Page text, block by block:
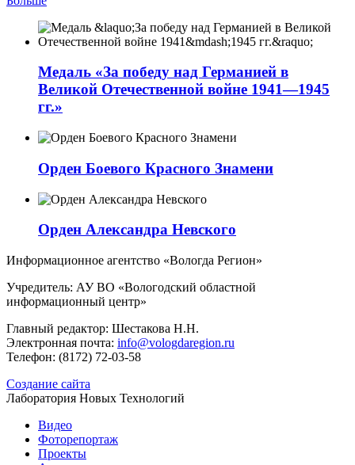
Медаль «За победу над Германией в
Великой Отечественной войне 1941—1945
гг.»
Орден Боевого Красного Знамени
Орден Александра Невского
Информационное агентство «Вологда Регион»
Учредитель: АУ ВО «Вологодский областной
информационный центр»
Главный редактор: Шестакова Н.Н.
Электронная почта: info@vologdaregion.ru
Телефон: (8172) 72-03-58
Создание сайта
Лаборатория Новых Технологий
Видео
Фоторепортаж
Проекты